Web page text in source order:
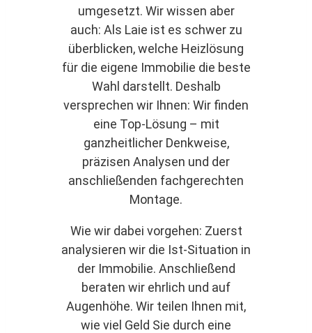
umgesetzt. Wir wissen aber
auch: Als Laie ist es schwer zu
überblicken, welche Heizlösung
für die eigene Immobilie die beste
Wahl darstellt. Deshalb
versprechen wir Ihnen: Wir finden
eine Top-Lösung – mit
ganzheitlicher Denkweise,
präzisen Analysen und der
anschließenden fachgerechten
Montage.
Wie wir dabei vorgehen: Zuerst
analysieren wir die Ist-Situation in
der Immobilie. Anschließend
beraten wir ehrlich und auf
Augenhöhe. Wir teilen Ihnen mit,
wie viel Geld Sie durch eine